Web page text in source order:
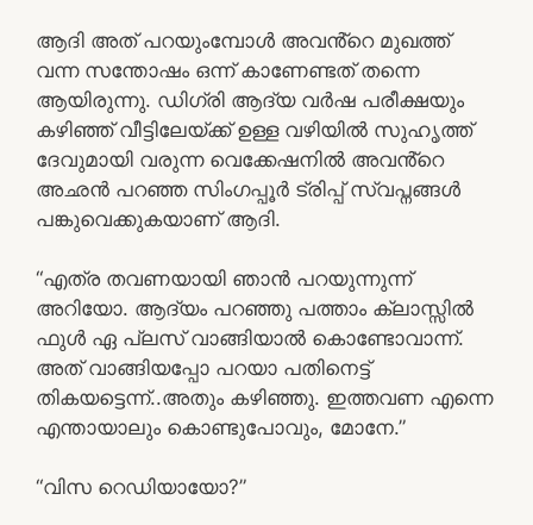
ആദി അത് പറയുംമ്പോൾ അവൻ്റെ മുഖത്ത്
വന്ന സന്തോഷം ഒന്ന് കാണേണ്ടത് തന്നെ
ആയിരുന്നു. ഡിഗ്രി ആദ്യ വർഷ പരീക്ഷയും
കഴിഞ്ഞ് വീട്ടിലേയ്ക്ക് ഉള്ള വഴിയിൽ സുഹൃത്ത്
ദേവുമായി വരുന്ന വെക്കേഷനിൽ അവൻ്റെ
അഛൻ പറഞ്ഞ സിംഗപ്പൂർ ട്രിപ്പ് സ്വപ്നങ്ങൾ
പങ്കുവെക്കുകയാണ് ആദി.
“എത്ര തവണയായി ഞാൻ പറയുന്നുന്ന്
അറിയോ. ആദ്യം പറഞ്ഞു പത്താം ക്ലാസ്സിൽ
ഫുൾ ഏ പ്ലസ് വാങ്ങിയാൽ കൊണ്ടോവാന്ന്.
അത് വാങ്ങിയപ്പോ പറയാ പതിനെട്ട്
തികയട്ടെന്ന്..അതും കഴിഞ്ഞു. ഇത്തവണ എന്നെ
എന്തായാലും കൊണ്ടുപോവും, മോനേ.”
“വിസ റെഡിയായോ?”